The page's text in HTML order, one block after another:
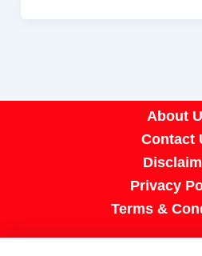
About
Contact
Privacy
Terms &